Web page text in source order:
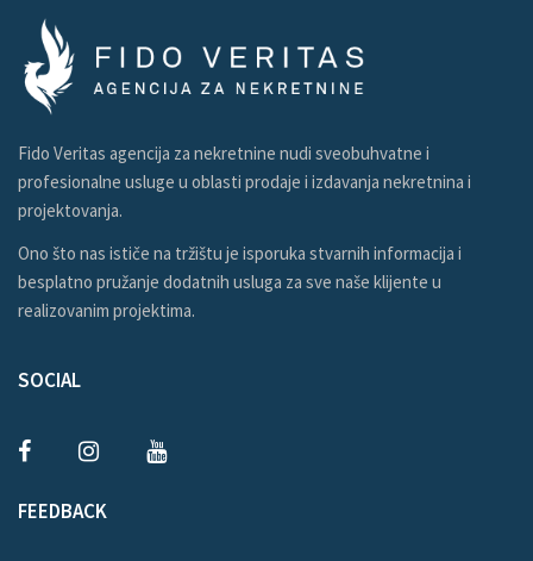
Fido Veritas agencija za nekretnine nudi sveobuhvatne i
profesionalne usluge u oblasti prodaje i izdavanja nekretnina i
projektovanja.
Ono što nas ističe na tržištu je isporuka stvarnih informacija i
besplatno pružanje dodatnih usluga za sve naše klijente u
realizovanim projektima.
SOCIAL
FEEDBACK